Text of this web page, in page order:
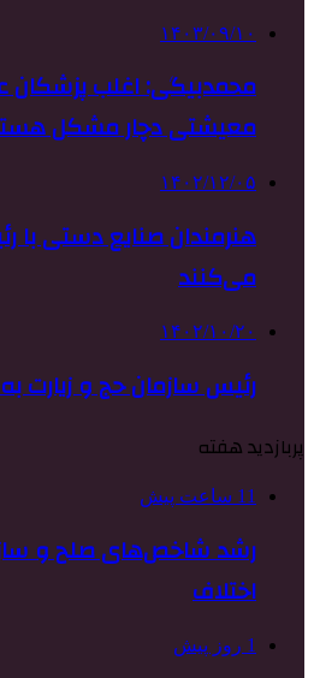
۱۴۰۳/۰۹/۱۰
محمدبیگی: اغلب پزشکان
معیشتی دچار مشکل
۱۴۰۲/۱۲/۰۵
هنرمندان صنایع دستی با
می‌کنند
۱۴۰۲/۱۰/۲۰
رئیس سازمان حج و زیارت
پربازدید هفته
11 ساعت پیش
رشد شاخص‌های صلح و
اختلاف
1 روز پیش